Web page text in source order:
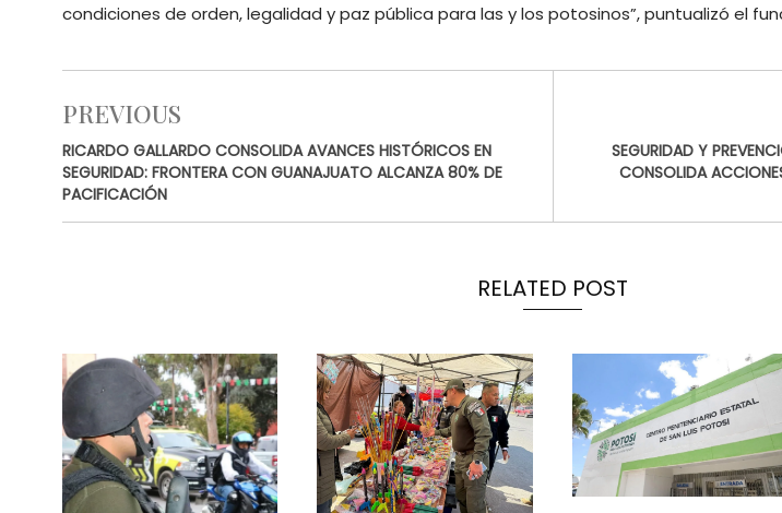
condiciones de orden, legalidad y paz pública para las y los potosinos”, puntualizó el
PREVIOUS
RICARDO GALLARDO CONSOLIDA AVANCES HISTÓRICOS EN
SEGURIDAD: FRONTERA CON GUANAJUATO ALCANZA 80% DE
PACIFICACIÓN
SEGURIDAD Y
CONSOLIDA
RELATED POST